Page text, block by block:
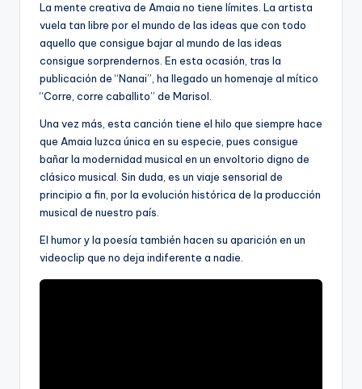
La mente creativa de Amaia no tiene límites. La artista
vuela tan libre por el mundo de las ideas que con todo
aquello que consigue bajar al mundo de las ideas
consigue sorprendernos. En esta ocasión, tras la
publicación de “Nanai”, ha llegado un homenaje al mítico
“Corre, corre caballito” de Marisol.
Una vez más, esta canción tiene el hilo que siempre hace
que Amaia luzca única en su especie, pues consigue
bañar la modernidad musical en un envoltorio digno de
clásico musical. Sin duda, es un viaje sensorial de
principio a fin, por la evolución histórica de la producción
musical de nuestro país.
El humor y la poesía también hacen su aparición en un
videoclip que no deja indiferente a nadie.